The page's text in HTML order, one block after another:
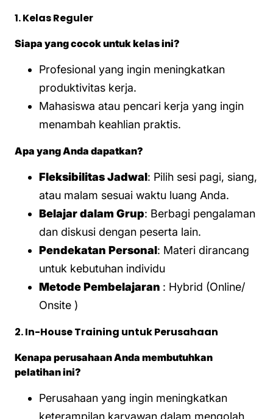
1. Kelas Reguler
Siapa yang cocok untuk kelas ini?
Profesional yang ingin meningkatkan
produktivitas kerja.
Mahasiswa atau pencari kerja yang ingin
menambah keahlian praktis.
Apa yang Anda dapatkan?
Fleksibilitas Jadwal: Pilih sesi pagi, siang,
atau malam sesuai waktu luang Anda.
Belajar dalam Grup: Berbagi pengalaman
dan diskusi dengan peserta lain.
Pendekatan Personal: Materi dirancang
untuk kebutuhan individu
Metode Pembelajaran : Hybrid (Online/
Onsite )
2. In-House Training untuk Perusahaan
Kenapa perusahaan Anda membutuhkan
pelatihan ini?
Perusahaan yang ingin meningkatkan